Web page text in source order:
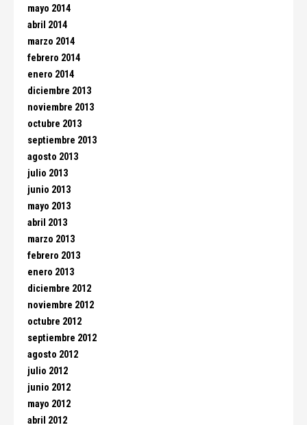
mayo 2014
abril 2014
marzo 2014
febrero 2014
enero 2014
diciembre 2013
noviembre 2013
octubre 2013
septiembre 2013
agosto 2013
julio 2013
junio 2013
mayo 2013
abril 2013
marzo 2013
febrero 2013
enero 2013
diciembre 2012
noviembre 2012
octubre 2012
septiembre 2012
agosto 2012
julio 2012
junio 2012
mayo 2012
abril 2012